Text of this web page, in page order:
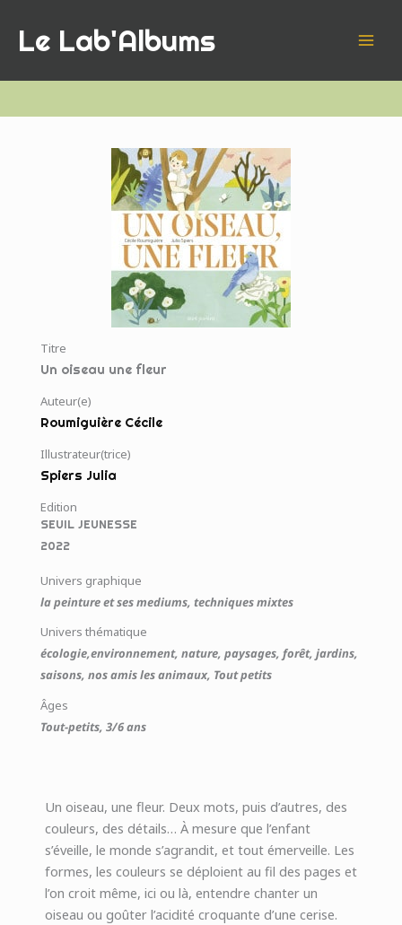
contenu
Le Lab'Albums
Titre
Un oiseau une fleur
Auteur(e)
Roumiguière Cécile
Illustrateur(trice)
Spiers Julia
Edition
SEUIL JEUNESSE
2022
Univers graphique
la peinture et ses mediums, techniques mixtes
Univers thématique
écologie,environnement, nature, paysages, forêt, jardins,
saisons, nos amis les animaux, Tout petits
Âges
Tout-petits, 3/6 ans
Un oiseau, une fleur. Deux mots, puis d’autres, des
couleurs, des détails… À mesure que l’enfant
s’éveille, le monde s’agrandit, et tout émerveille. Les
formes, les couleurs se déploient au fil des pages et
l’on croit même, ici ou là, entendre chanter un
oiseau ou goûter l’acidité croquante d’une cerise.